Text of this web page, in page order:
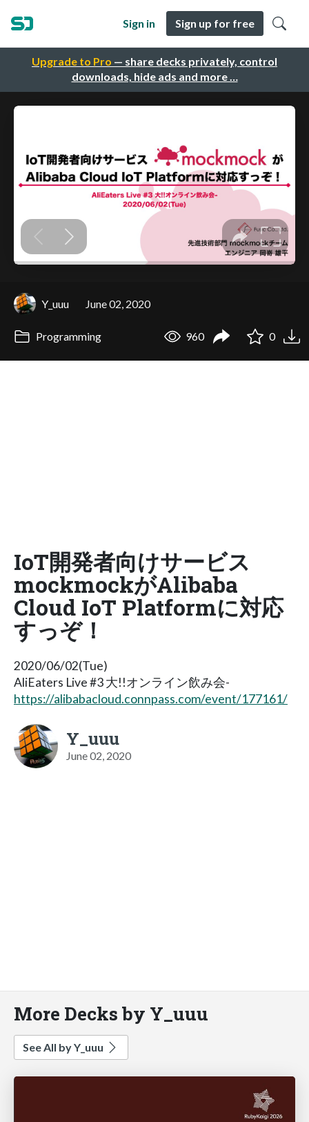
Upgrade to Pro — share decks privately, control
downloads, hide ads and more …
Sign in Sign up for free
Y_uuu June 02, 2020
Programming 960 0
IoT開発者向けサービス
mockmockがAlibaba
Cloud IoT Platformに対応
すっぞ！
2020/06/02(Tue)
AliEaters Live #3 大!!オンライン飲み会-
https://alibabacloud.connpass.com/event/177161/
Y_uuu
June 02, 2020
More Decks by Y_uuu
See All by Y_uuu